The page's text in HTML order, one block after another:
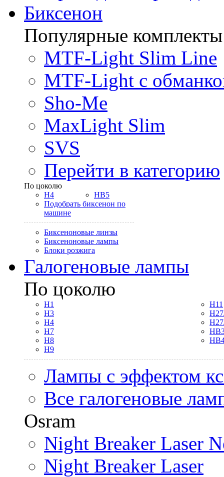
Биксенон
Популярные комплекты
MTF-Light Slim Line
MTF-Light с
Sho-Me
MaxLight Slim
SVS
Перейти в категорию
По цоколю
H4
HB5
Подобрать биксенон по
машине
Биксеноновые линзы
Биксеноновые лампы
Блоки розжига
Галогеновые лампы
По цоколю
H1
H3
H4
H7
H8
H9
H11
Лампы с эффектом
Все галогеновые
Osram
Night Breaker Laser
Night Breaker Laser